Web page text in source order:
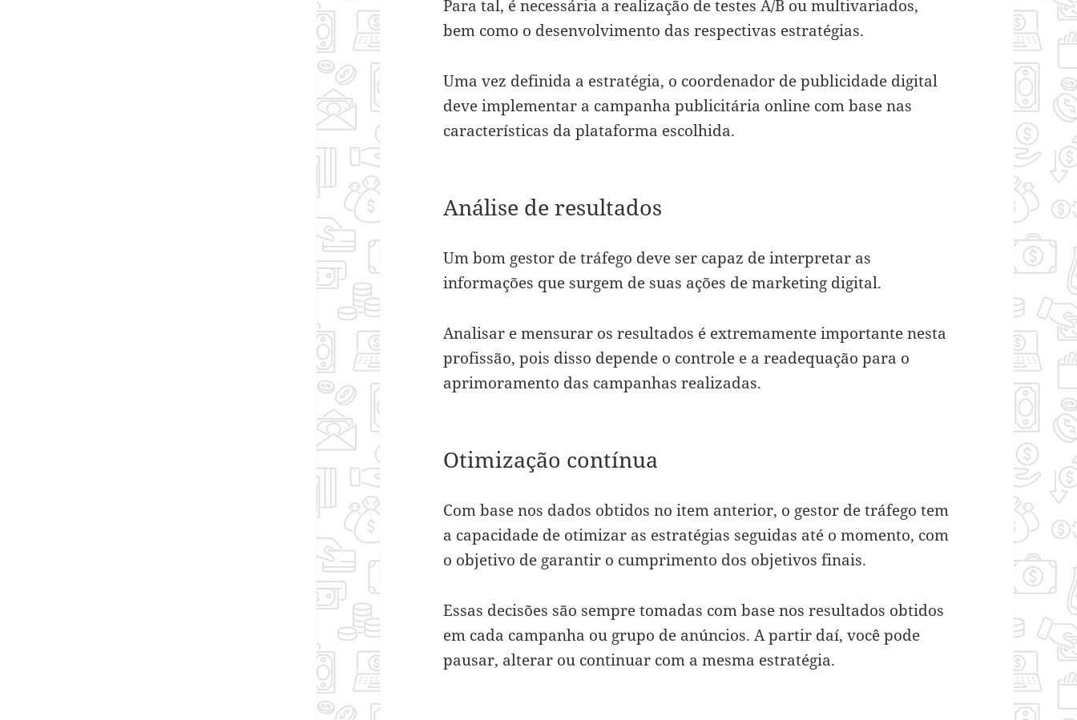
Para tal, é necessária a realização de testes A/B ou multivariados,
bem como o desenvolvimento das respectivas estratégias.
Uma vez definida a estratégia, o coordenador de publicidade digital
deve implementar a campanha publicitária online com base nas
características da plataforma escolhida.
Análise de resultados
Um bom gestor de tráfego deve ser capaz de interpretar as
informações que surgem de suas ações de marketing digital.
Analisar e mensurar os resultados é extremamente importante nesta
profissão, pois disso depende o controle e a readequação para o
aprimoramento das campanhas realizadas.
Otimização contínua
Com base nos dados obtidos no item anterior, o gestor de tráfego tem
a capacidade de otimizar as estratégias seguidas até o momento, com
o objetivo de garantir o cumprimento dos objetivos finais.
Essas decisões são sempre tomadas com base nos resultados obtidos
em cada campanha ou grupo de anúncios. A partir daí, você pode
pausar, alterar ou continuar com a mesma estratégia.